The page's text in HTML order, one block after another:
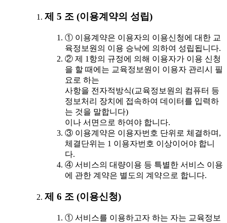
제 5 조 (이용계약의 성립)
① 이용계약은 이용자의 이용신청에 대한 교
육정보원의 이용 승낙에 의하여 성립됩니다.
② 제 1항의 규정에 의해 이용자가 이용 신청
을 할 때에는 교육정보원이 이용자 관리시 필
요로 하는
사항을 전자적방식(교육정보원의 컴퓨터 등
정보처리 장치에 접속하여 데이터를 입력하
는 것을 말합니다)
이나 서면으로 하여야 합니다.
③ 이용계약은 이용자번호 단위로 체결하며,
체결단위는 1 이용자번호 이상이어야 합니
다.
④ 서비스의 대량이용 등 특별한 서비스 이용
에 관한 계약은 별도의 계약으로 합니다.
제 6 조 (이용신청)
① 서비스를 이용하고자 하는 자는 교육정보